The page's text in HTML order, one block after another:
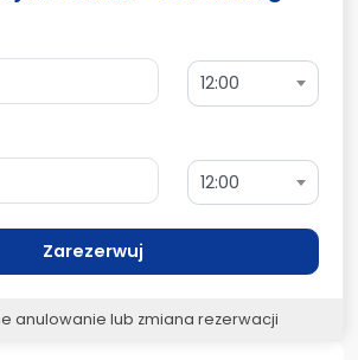
12:00
12:00
Zarezerwuj
anulowanie lub zmiana rezerwacji